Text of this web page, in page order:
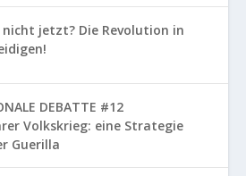
nicht jetzt? Die Revolution in
DEBATTE #12
Volkskrieg: eine Strategie
Guerilla